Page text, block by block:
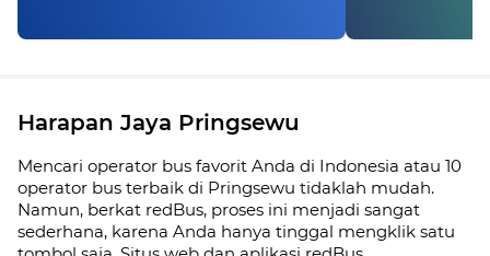
Harapan Jaya Pringsewu
Mencari operator bus favorit Anda di Indonesia atau 10
operator bus terbaik di Pringsewu tidaklah mudah.
Namun, berkat redBus, proses ini menjadi sangat
sederhana, karena Anda hanya tinggal mengklik satu